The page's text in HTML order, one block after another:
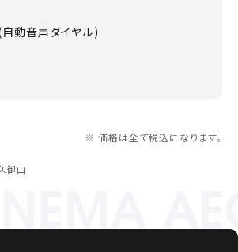
動音声ダイヤル)
※ 価格は全て税込になります。
御山